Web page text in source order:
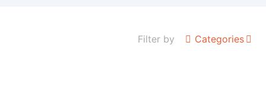
Filter by Categories